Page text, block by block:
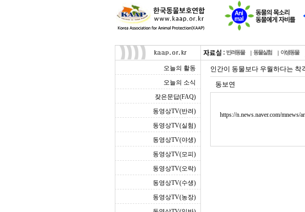
반려동물 동물실험 야생동물
오늘의 활동
오늘의 소식
잦은문답(FAQ)
동영상TV(반려)
동영상TV(실험)
동영상TV(야생)
동영상TV(모피)
동영상TV(오락)
동영상TV(수생)
동영상TV(농장)
인간이 동물보다 우월하다는
동보연
https://n.news.naver.com/mnews/